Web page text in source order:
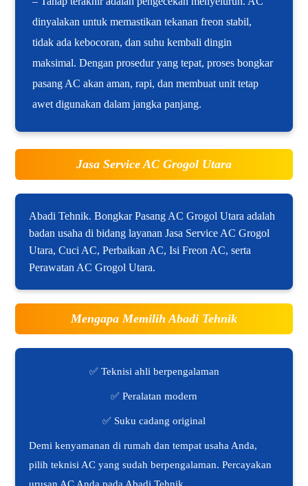
dinyalakan untuk memastikan tekanan freon stabil,
tidak ada kebocoran, dan suhu kembali dingin
maksimal. Dengan prosedur yang tepat, proses bongkar
pasang AC akan aman, rapi, dan membuat unit tetap
awet digunakan dalam jangka panjang.
Jasa Service AC Grogol Utara
Abadi Tehnik. Bongkar Pasang AC Grogol Utara adalah
badan usaha di bidang layanan Jasa Service AC Grogol
Utara, Cuci AC, Perbaikan AC, Isi Freon AC, serta
Perawatan AC Grogol Utara.
Mengapa Memilih Abadi Tehnik
✅ Teknisi ahli berpengalaman
✅ Peralatan modern
✅ Suku cadang original
Demi kenyamanan di rumah dan tempat usaha Anda,
pilih teknisi AC yang sudah berpengalaman. Percayakan